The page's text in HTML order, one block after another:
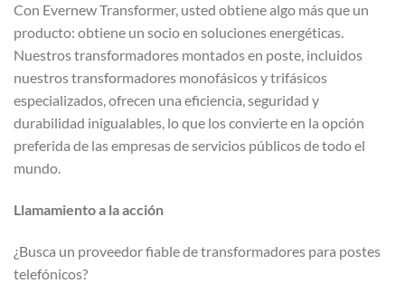
Con Evernew Transformer, usted obtiene algo más que un
producto: obtiene un socio en soluciones energéticas.
Nuestros transformadores montados en poste, incluidos
nuestros transformadores monofásicos y trifásicos
especializados, ofrecen una eficiencia, seguridad y
durabilidad inigualables, lo que los convierte en la opción
preferida de las empresas de servicios públicos de todo el
mundo.
Llamamiento a la acción
¿Busca un proveedor fiable de transformadores para postes
telefónicos?